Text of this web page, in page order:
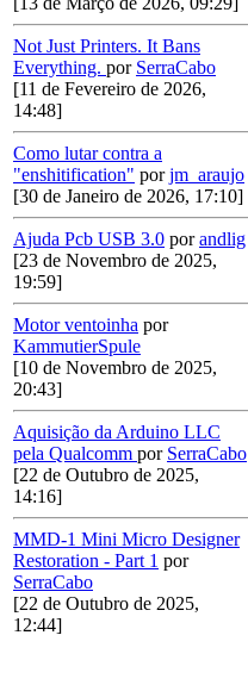
Not Just Printers. It Bans
Everything. por SerraCabo
[11 de Fevereiro de 2026,
14:48]
Como lutar contra a
"enshitification" porjm_araujo
[30 de Janeiro de 2026, 17:10]
Ajuda Pcb USB 3.0 porandlig
[23 de Novembro de 2025,
19:59]
Motor ventoinha por
KammutierSpule
[10 de Novembro de 2025,
20:43]
Aquisição da Arduino LLC
pela Qualcomm por SerraCabo
[22 de Outubro de 2025,
14:16]
MMD-1 Mini Micro Designer
Restoration - Part 1 por
SerraCabo
[22 de Outubro de 2025,
12:44]